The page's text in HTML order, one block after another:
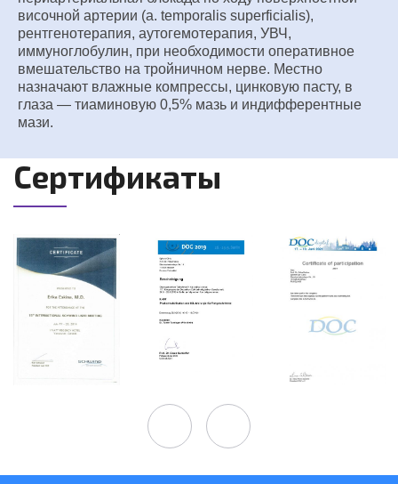
височной артерии (a. temporalis superficialis),
рентгенотерапия, аутогемотерапия, УВЧ,
иммуноглобулин, при необходимости оперативное
вмешательство на тройничном нерве. Местно
назначают влажные компрессы, цинковую пасту, в
глаза — тиаминовую 0,5% мазь и индифферентные
мази.
Сертификаты